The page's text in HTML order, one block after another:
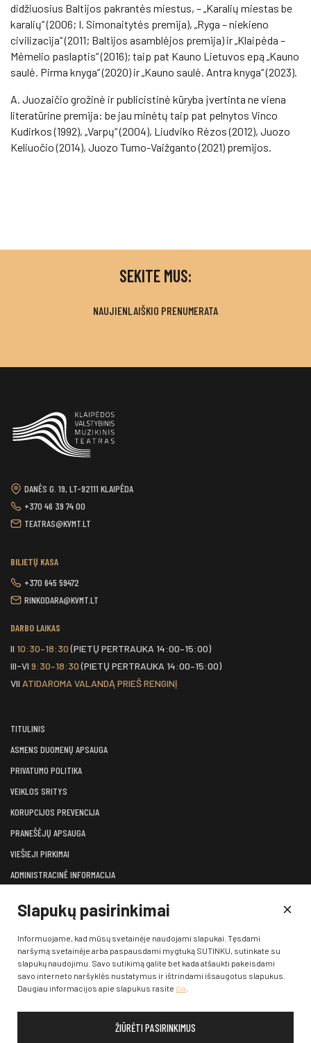
Slapukų pasirinkimai
Informuojame, kad mūsų svetainėje naudojami slapukai. Tęsdami
naršymą svetainėje arba paspausdami mygtuką SUTINKU, sutinkate su
slapukų naudojimu. Savo sutikimą galite bet kada atšaukti pakeisdami
savo interneto naršyklės nustatymus ir ištrindami išsaugotus slapukus.
Daugiau informacijos apie slapukus rasite čia
ŽIŪRĖTI PASIRINKIMUS
didžiuosius Baltijos pakrantės miestus, – „Karalių miestas be
karalių“ (2006; I. Simonaitytės premija), „Ryga – niekieno
civilizacija“ (2011; Baltijos asamblėjos premija) ir „Klaipėda –
Mėmelio paslaptis“ (2016); taip pat Kauno Lietuvos epą „Kauno
saulė. Pirma knyga“ (2020) ir „Kauno saulė. Antra knyga“ (2023).
A. Juozaičio grožinė ir publicistinė kūryba įvertinta ne viena
literatūrine premija: be jau minėtų taip pat pelnytos Vinco
Kudirkos (1992), „Varpų“ (2004), Liudviko Rėzos (2012), Juozo
Keliuočio (2014), Juozo Tumo-Vaižganto (2021) premijos.
SEKITE MUS:
NAUJIENLAIŠKIO PRENUMERATA
DANĖS G. 19, LT-92111 KLAIPĖDA
+370 46 39 74 00
TEATRAS@KVMT.LT
BILIETŲ KASA
+370 645 59472
RINKODARA@KVMT.LT
DARBO LAIKAS
II 10:30–18:30(PIETŲ PERTRAUKA 14:00–15:00)
III-VI 9:30–18:30(PIETŲ PERTRAUKA 14:00–15:00)
VII ATIDAROMA VALANDĄ PRIEŠ RENGINĮ
TITULINIS
ASMENS DUOMENŲ APSAUGA
PRIVATUMO POLITIKA
VEIKLOS SRITYS
KORUPCIJOS PREVENCIJA
PRANEŠĖJŲ APSAUGA
VIEŠIEJI PIRKIMAI
ADMINISTRACINĖ INFORMACIJA
ATVIRI DUOMENYS
KONSULTAVIMASIS SU VISUOMENE
KONTAKTAI